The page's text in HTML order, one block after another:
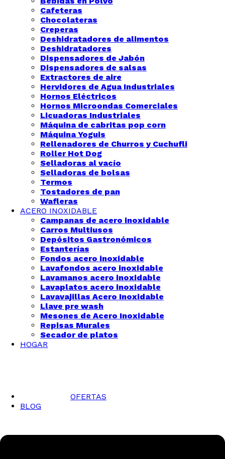
Cafeteras
Chocolateras
Creperas
Deshidratadores de alimentos
Deshidratadores
Dispensadores de Jabón
Dispensadores de salsas
Extractores de aire
Hervidores de Agua Industriales
Hornos Eléctricos
Hornos Microondas Comerciales
Licuadoras Industriales
Máquina de cabritas pop corn
Máquina Yoguis
Rellenadores de Churros y Cuchufli
Roller Hot Dog
Selladoras al vacío
Selladoras de bolsas
Termos
Tostadores de pan
Wafleras
ACERO INOXIDABLE
Campanas de acero inoxidable
Carros Multiusos
Depósitos Gastronómicos
Estanterías
Fondos acero inoxidable
Lavafondos acero inoxidable
Lavamanos acero inoxidable
Lavaplatos acero inoxidable
Lavavajillas Acero Inoxidable
Llave pre wash
Mesones de Acero Inoxidable
Repisas Murales
Secador de platos
HOGAR
OFERTAS
BLOG